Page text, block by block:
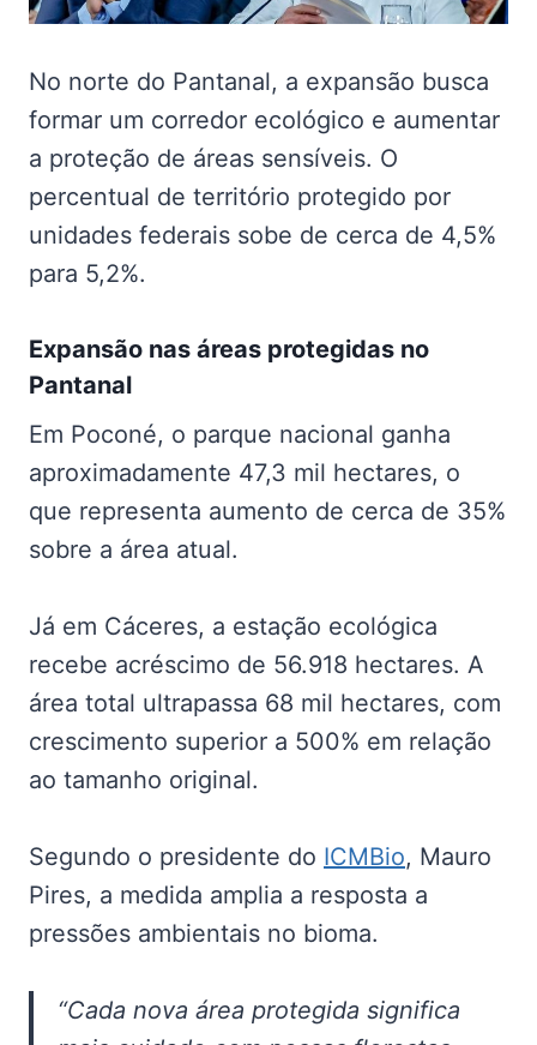
No norte do Pantanal, a expansão busca
formar um corredor ecológico e aumentar
a proteção de áreas sensíveis. O
percentual de território protegido por
unidades federais sobe de cerca de 4,5%
para 5,2%.
Expansão nas áreas protegidas no
Pantanal
Em Poconé, o parque nacional ganha
aproximadamente 47,3 mil hectares, o
que representa aumento de cerca de 35%
sobre a área atual.
Já em Cáceres, a estação ecológica
recebe acréscimo de 56.918 hectares. A
área total ultrapassa 68 mil hectares, com
crescimento superior a 500% em relação
ao tamanho original.
Segundo o presidente do ICMBio, Mauro
Pires, a medida amplia a resposta a
pressões ambientais no bioma.
“Cada nova área protegida significa